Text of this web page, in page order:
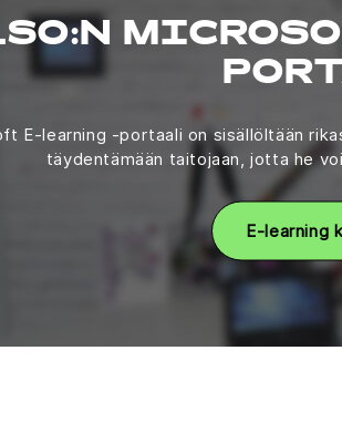
E-learning -portaali on sisällöltään
täydentämään taitojaan, jotta he
E-learning